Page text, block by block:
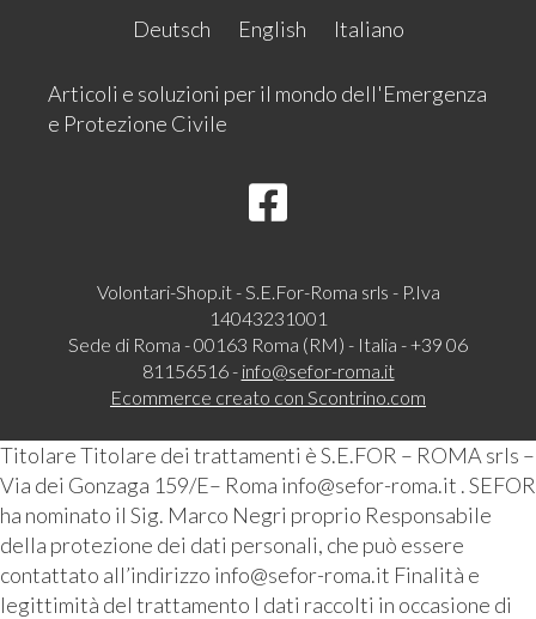
Deutsch English Italiano
Articoli e soluzioni per il mondo dell'Emergenza
e Protezione Civile
Volontari-Shop.it - S.E.For-Roma srls - P.Iva
14043231001
Sede di Roma - 00163 Roma (RM) - Italia - +39 06
81156516 - info@sefor-roma.it
Ecommerce creato con Scontrino.com
Titolare Titolare dei trattamenti è S.E.FOR – ROMA srls –
Via dei Gonzaga 159/E– Roma info@sefor-roma.it . SEFOR
ha nominato il Sig. Marco Negri proprio Responsabile
della protezione dei dati personali, che può essere
contattato all’indirizzo info@sefor-roma.it Finalità e
legittimità del trattamento I dati raccolti in occasione di